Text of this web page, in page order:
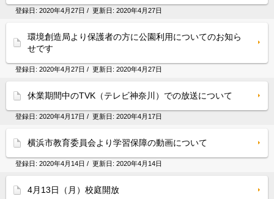
登録日: 2020年4月27日 / 更新日: 2020年4月27日
環境創造局より保護者の方に公園利用についてのお知ら
せです
登録日: 2020年4月27日 / 更新日: 2020年4月27日
休業期間中のTVK（テレビ神奈川）での放送について
登録日: 2020年4月17日 / 更新日: 2020年4月17日
横浜市教育委員会より学習保障の動画について
登録日: 2020年4月14日 / 更新日: 2020年4月14日
4月13日（月）校庭開放